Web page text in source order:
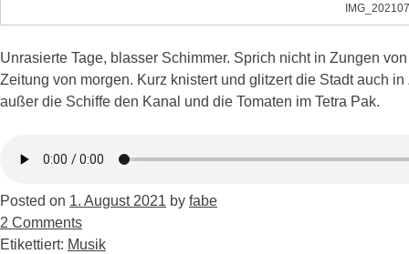
Unrasierte Tage, blasser Schimmer. Sprich nicht in Zungen
Zeitung von morgen. Kurz knistert und glitzert die Stadt auch
außer die Schiffe den Kanal und die Tomaten im Tetra Pak.
Posted on 1. August 2021 by fabe
2 Comments
Etikettiert: Musik